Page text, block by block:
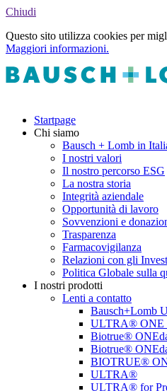
Chiudi
Questo sito utilizza cookies per
Maggiori informazioni.
Startpage
Chi siamo
Bausch + Lomb in
I nostri valori
Il nostro percorso ESG
La nostra storia
Integrità aziendale
Opportunità di lavoro
Sovvenzioni e
Trasparenza
Farmacovigilanza
Relazioni con gli
Politica Globale sulla
I nostri prodotti
Lenti a contatto
Bausch+Lomb
ULTRA® ONE
Biotrue®
Biotrue®
BIOTRUE®
ULTRA®
ULTRA® for